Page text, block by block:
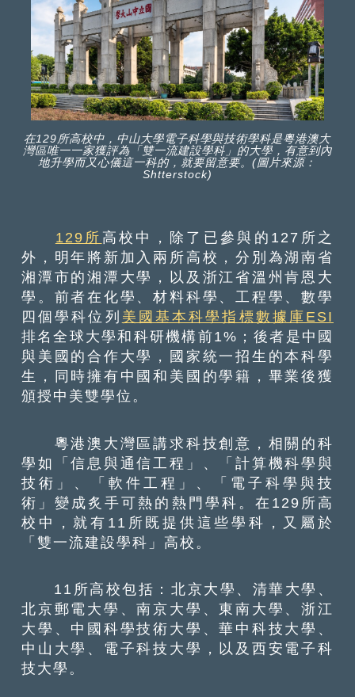
在129所高校中，中山大學電子科學與技術學科是粵港澳大
灣區唯一一家獲評為「雙一流建設學科」的大學，有意到內
地升學而又心儀這一科的，就要留意要。(圖片來源：
Shtterstock)
129所 高校中，除了已參與的127所之
外，明年將新加入兩所高校，分別為湖南省
湘潭市的湘潭大學，以及浙江省溫州肯恩大
學。前者在化學、材料科學、工程學、數學
四個學科位列 美國基本科學指標數據庫ESI
排名全球大學和科研機構前1%；後者是中國
與美國的合作大學，國家統一招生的本科學
生，同時擁有中國和美國的學籍，畢業後獲
頒授中美雙學位。
粵港澳大灣區講求科技創意，相關的科
學如「信息與通信工程」、「計算機科學與
技術」、「軟件工程」、「電子科學與技
術」變成炙手可熱的熱門學科。在129所高
校中，就有11所既提供這些學科，又屬於
「雙一流建設學科」高校。
11所高校包括：北京大學、清華大學、
北京郵電大學、南京大學、東南大學、浙江
大學、中國科學技術大學、華中科技大學、
中山大學、電子科技大學，以及西安電子科
技大學。